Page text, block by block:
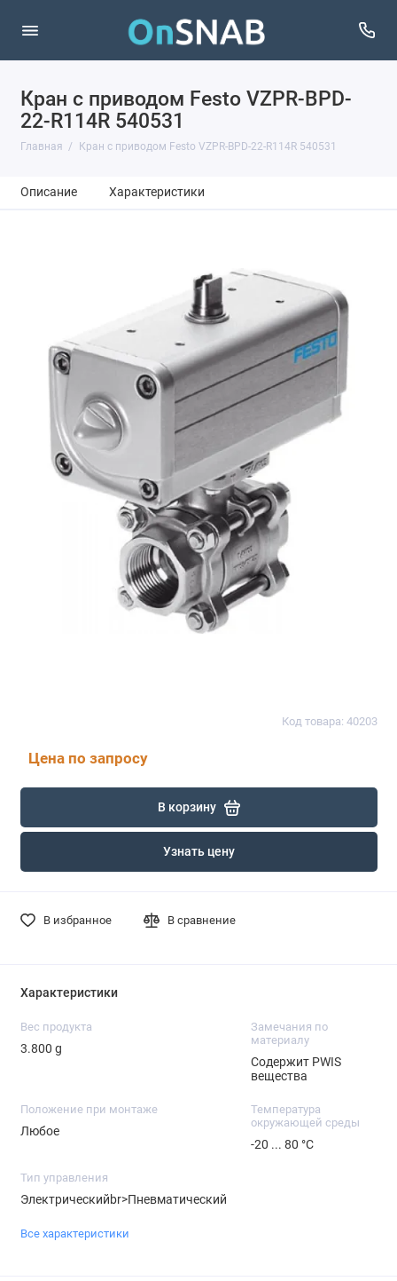
Кран с приводом Festo VZPR-BPD-
22-R114R 540531
Главная Кран с приводом Festo VZPR-BPD-22-R114R 540531
Описание Характеристики
Код товара: 40203
Цена по запросу
В корзину
Узнать цену
В избранное В сравнение
Характеристики
Вес продукта
3.800 g
Замечания по
материалу
Содержит PWIS
вещества
Положение при монтаже
Любое
Температура
окружающей среды
-20 ... 80 °C
Тип управления
Электрическийbr>Пневматический
Все характеристики